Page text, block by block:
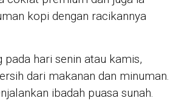
kopi dengan racikannya
pada hari senin atau kamis,
dari makanan dan minuman.
ibadah puasa sunah.